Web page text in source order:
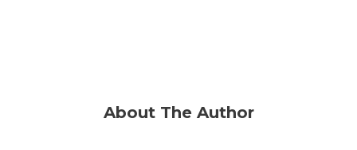
About The Author